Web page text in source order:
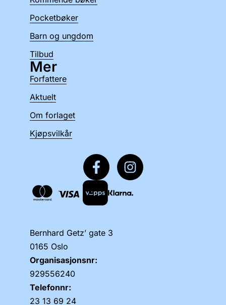
Bernhard Getz’ gate 3
0165 Oslo
Organisasjonsnr:
929556240
Telefonnr:
23 13 69 24
Pocketbøker
Barn og ungdom
Tilbud
Mer
Forfattere
Aktuelt
Om forlaget
Kjøpsvilkår